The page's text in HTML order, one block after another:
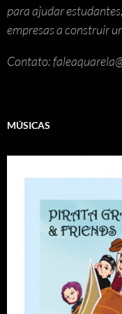
para ajudar
empresas a construir
Contato:
MÚSICAS